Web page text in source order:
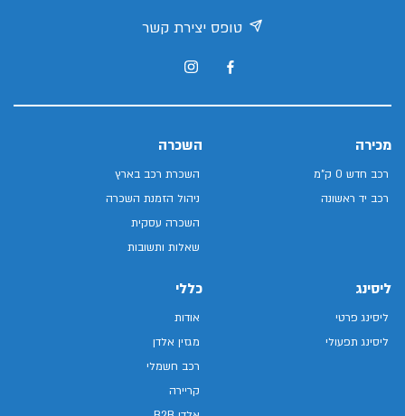
טופס יצירת קשר
מכירה
רכב חדש 0 ק"מ
רכב יד ראשונה
השכרה
השכרת רכב בארץ
ניהול הזמנת השכרה
השכרה עסקית
שאלות ותשובות
ליסינג
ליסינג פרטי
ליסינג תפעולי
כללי
אודות
מגזין אלדן
רכב חשמלי
קריירה